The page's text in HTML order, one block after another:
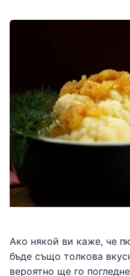
Ако някой ви каже, че
бъде също толкова
вероятно ще го